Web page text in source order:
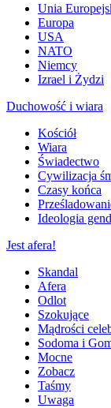
Unia
Europa
USA
NATO
Niemcy
Izrael i Żydzi
Duchowość i wiara
Kościół
Wiara
Świadectwo
Cywilizacja
Czasy końca
Ideologia
Jest afera!
Skandal
Afera
Odlot
Szokujące
Mądrości
Sodoma i
Mocne
Zobacz
Taśmy
Uwaga